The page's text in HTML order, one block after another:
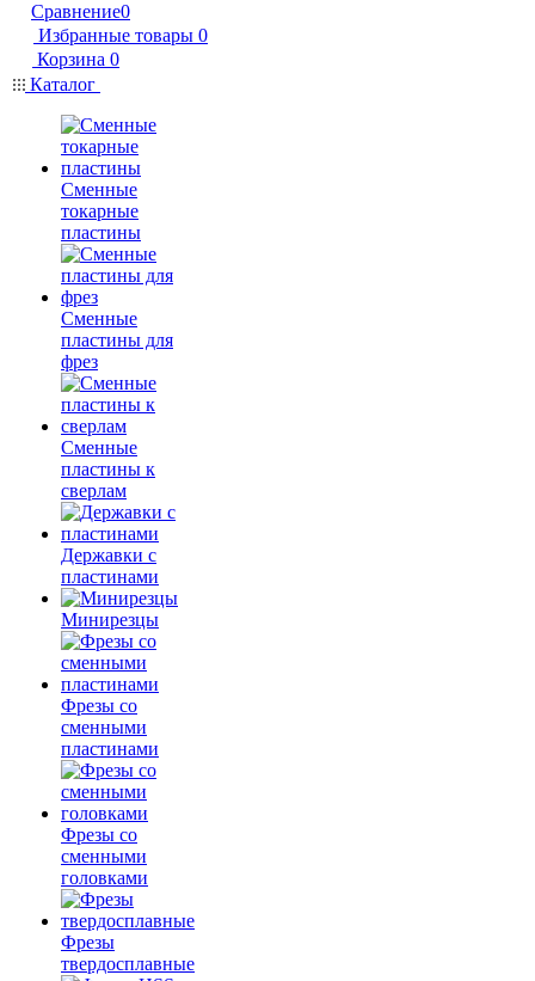
Сравнение0
Избранные товары 0
Корзина 0
Каталог
Сменные
токарные
пластины
Сменные
пластины для
фрез
Сменные
пластины к
сверлам
Державки с
пластинами
Минирезцы
Фрезы со
сменными
пластинами
Фрезы со
сменными
головками
Фрезы
твердосплавные